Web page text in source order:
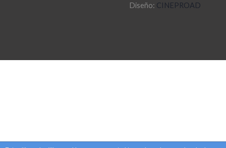
Diseño: CINEPROAD